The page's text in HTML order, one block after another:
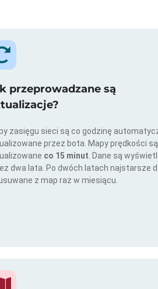
przeprowadzane są
zasięgu sieci są co godzinę
przez bota. Mapy prędkości są
co 15 minut . Dane są
dwa lata. Po dwóch latach najstarsze
z map raz w miesiącu.